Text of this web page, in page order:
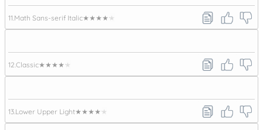
11. Math Sans-serif Italic★★★★★
12. Classic★★★★★
13. Lower Upper Light★★★★★